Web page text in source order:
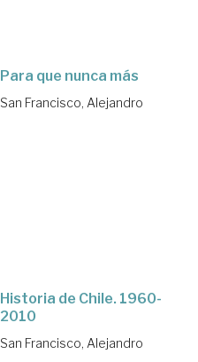
Para que nunca más
San Francisco, Alejandro
Historia de Chile. 1960-
2010
San Francisco, Alejandro